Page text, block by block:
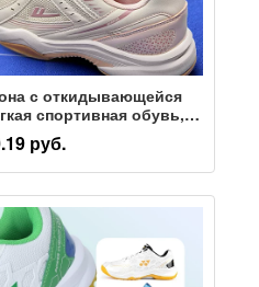
с откидывающейся
спортивная обувь,
дышащая
обувь для
мужская
руб.